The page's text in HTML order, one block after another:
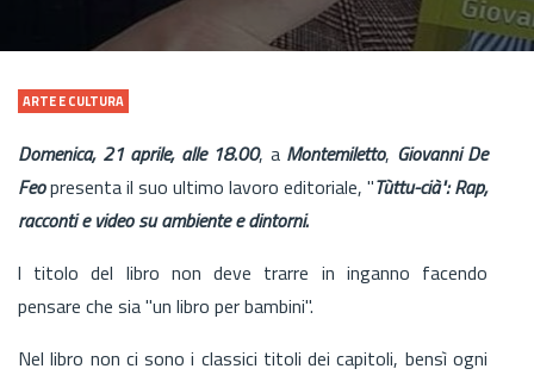
ARTE E CULTURA
Domenica, 21 aprile, alle 18.00, aMontemiletto, Giovanni De
Feopresenta il suo ultimo lavoro editoriale, "Tùttu-cià": Rap,
racconti e video su ambiente e dintorni.
l titolo del libro non deve trarre in inganno facendo
pensare che sia "un libro per bambini".
Nel libro non ci sono i classici titoli dei capitoli, bensì ogni